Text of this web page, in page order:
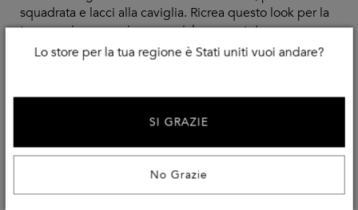
squadrata e lacci alla caviglia. Ricrea questo look per la
tua prossima occasione speciale o evento!
Lo store per la tua regione è Stati uniti vuoi andare?
No Grazie
SI GRAZIE